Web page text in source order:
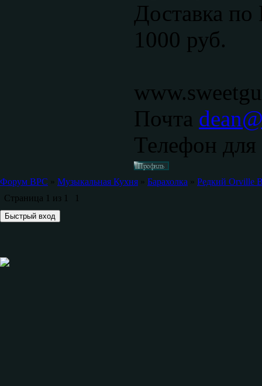
Доставка
1000 руб.
Почта
Телефон для
Форум ВРС » Музыкальная Кухня » Барахолка » Редкий Orville
Страница 1 из 1 1